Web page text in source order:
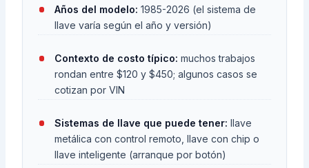
Años del modelo: 1985-2026 (el sistema de
llave varía según el año y versión)
Contexto de costo típico: muchos trabajos
rondan entre $120 y $450; algunos casos se
cotizan por VIN
Sistemas de llave que puede tener: llave
metálica con control remoto, llave con chip o
llave inteligente (arranque por botón)